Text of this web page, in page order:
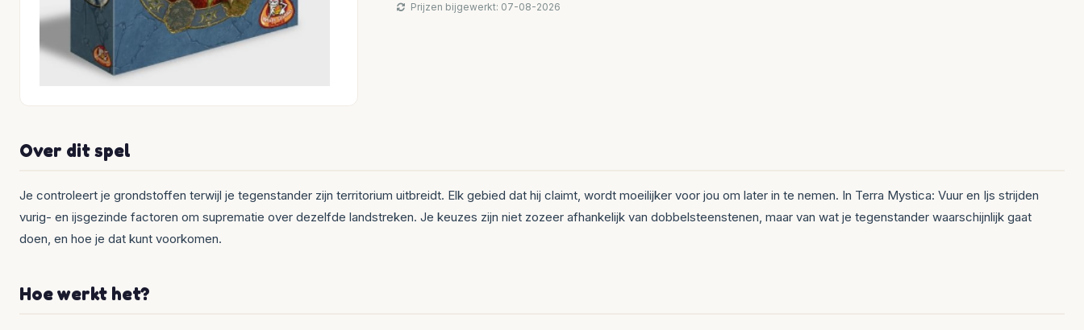
Prijzen bijgewerkt: 07-08-2026
Over dit spel
Je controleert je grondstoffen terwijl je tegenstander zijn territorium uitbreidt. Elk gebied dat hij claimt, wordt moeilijker voor jou om later in te nemen. In Terra Mystica: Vuur en Ijs strijden
vurig- en ijsgezinde factoren om suprematie over dezelfde landstreken. Je keuzes zijn niet zozeer afhankelijk van dobbelsteen­stenen, maar van wat je tegenstander waarschijnlijk gaat
doen, en hoe je dat kunt voorkomen.
Hoe werkt het?